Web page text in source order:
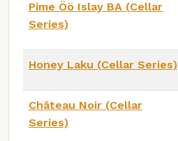
Pime Öö Islay BA (Cellar
Series)
Honey Laku (Cellar Series)
Château Noir (Cellar
Series)